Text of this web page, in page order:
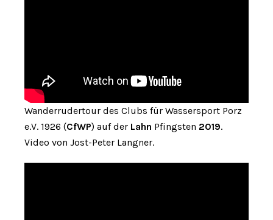
Wanderrudertour des Clubs für Wassersport Porz
e.V. 1926 (CfWP) auf der Lahn Pfingsten 2019.
Video von Jost-Peter Langner.